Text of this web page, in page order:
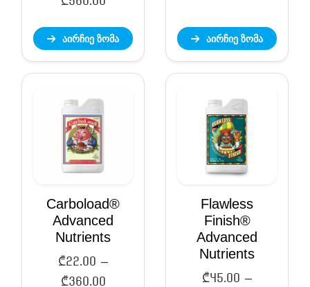
₾40.00
through
₾560.00
აირჩიე ზომა through
₾1,350.00
აირჩიე ზომა
Carboload®
Advanced
Nutrients
₾ 22.00 –
₾ 360.00 Price
Flawless
Finish®
Advanced
Nutrients
₾ 45.00 –